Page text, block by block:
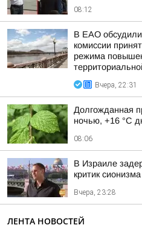
08:12
В ЕАО обсудили
комиссии
режима
Вчера, 22:31
Долгожданная
ночью, +16 °C
08:06
В Израиле
критик
Вчера, 23:28
ЛЕНТА НОВОСТЕЙ